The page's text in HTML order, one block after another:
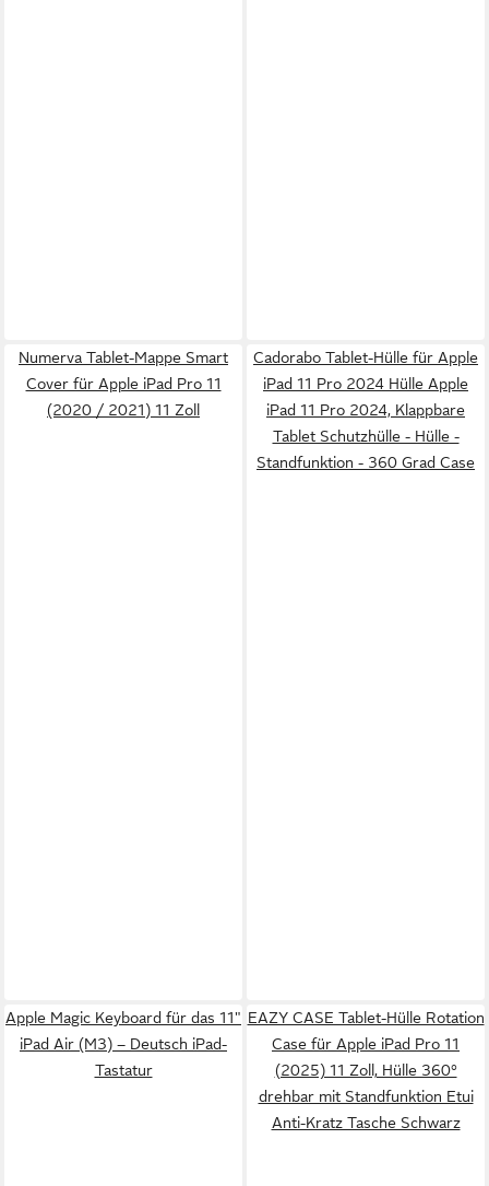
Numerva Tablet-Mappe Smart
Cover für Apple iPad Pro 11
(2020 / 2021) 11 Zoll
Cadorabo Tablet-Hülle für Apple
iPad 11 Pro 2024 Hülle Apple
iPad 11 Pro 2024, Klappbare
Tablet Schutzhülle - Hülle -
Standfunktion - 360 Grad Case
Apple Magic Keyboard für das 11"
iPad Air (M3) – Deutsch iPad-
Tastatur
EAZY CASE Tablet-Hülle Rotation
Case für Apple iPad Pro 11
(2025) 11 Zoll, Hülle 360°
drehbar mit Standfunktion Etui
Anti-Kratz Tasche Schwarz